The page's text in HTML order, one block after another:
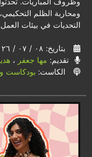
ومحاربة الظلم
التحديات في بيئات
بتاريخ: ٠٨ / ٠٧ / ٢٠٢٦
تقديم: مها جعفر ،
الكاست: بودكاست